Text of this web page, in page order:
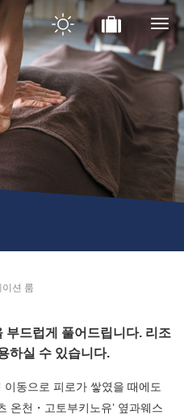
이션 룸
부드럽게 풀어드립니다. 리조
하실 수 있습니다.
동으로 피로가 쌓였을 때에도
온천・고토부키노유’ 옆과웨스